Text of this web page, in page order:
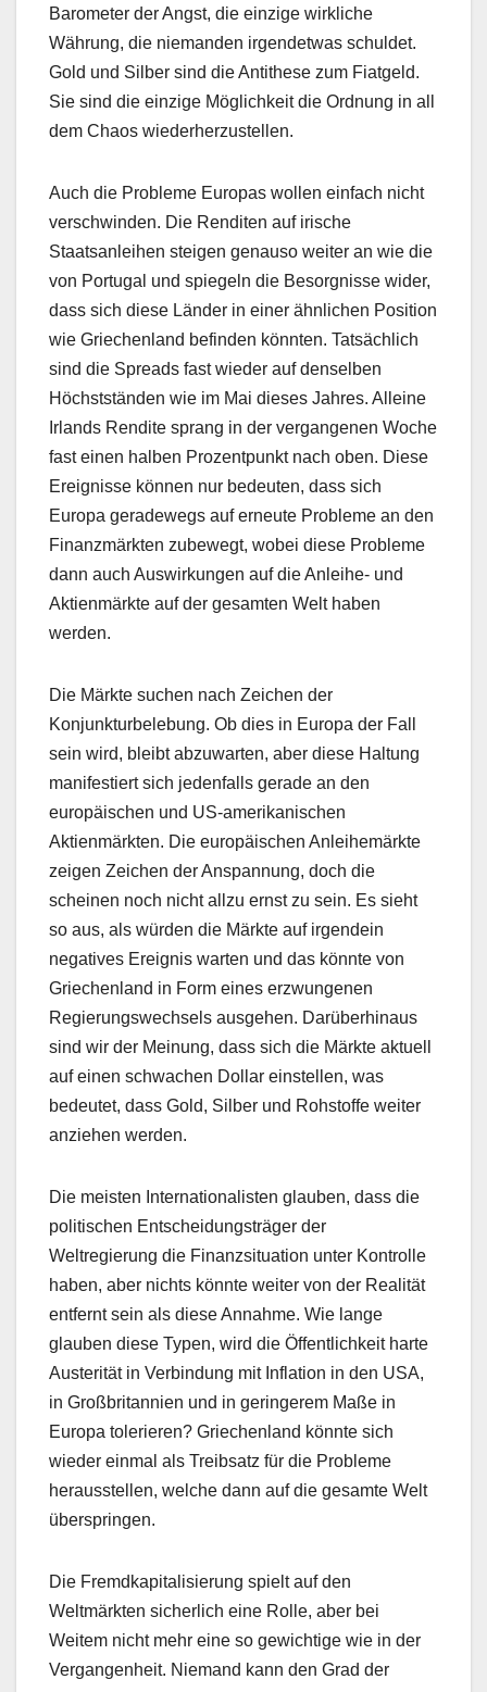
Barometer der Angst, die einzige wirkliche
Währung, die niemanden irgendetwas schuldet.
Gold und Silber sind die Antithese zum Fiatgeld.
Sie sind die einzige Möglichkeit die Ordnung in all
dem Chaos wiederherzustellen.
Auch die Probleme Europas wollen einfach nicht
verschwinden. Die Renditen auf irische
Staatsanleihen steigen genauso weiter an wie die
von Portugal und spiegeln die Besorgnisse wider,
dass sich diese Länder in einer ähnlichen Position
wie Griechenland befinden könnten. Tatsächlich
sind die Spreads fast wieder auf denselben
Höchstständen wie im Mai dieses Jahres. Alleine
Irlands Rendite sprang in der vergangenen Woche
fast einen halben Prozentpunkt nach oben. Diese
Ereignisse können nur bedeuten, dass sich
Europa geradewegs auf erneute Probleme an den
Finanzmärkten zubewegt, wobei diese Probleme
dann auch Auswirkungen auf die Anleihe- und
Aktienmärkte auf der gesamten Welt haben
werden.
Die Märkte suchen nach Zeichen der
Konjunkturbelebung. Ob dies in Europa der Fall
sein wird, bleibt abzuwarten, aber diese Haltung
manifestiert sich jedenfalls gerade an den
europäischen und US-amerikanischen
Aktienmärkten. Die europäischen Anleihemärkte
zeigen Zeichen der Anspannung, doch die
scheinen noch nicht allzu ernst zu sein. Es sieht
so aus, als würden die Märkte auf irgendein
negatives Ereignis warten und das könnte von
Griechenland in Form eines erzwungenen
Regierungswechsels ausgehen. Darüberhinaus
sind wir der Meinung, dass sich die Märkte aktuell
auf einen schwachen Dollar einstellen, was
bedeutet, dass Gold, Silber und Rohstoffe weiter
anziehen werden.
Die meisten Internationalisten glauben, dass die
politischen Entscheidungsträger der
Weltregierung die Finanzsituation unter Kontrolle
haben, aber nichts könnte weiter von der Realität
entfernt sein als diese Annahme. Wie lange
glauben diese Typen, wird die Öffentlichkeit harte
Austerität in Verbindung mit Inflation in den USA,
in Großbritannien und in geringerem Maße in
Europa tolerieren? Griechenland könnte sich
wieder einmal als Treibsatz für die Probleme
herausstellen, welche dann auf die gesamte Welt
überspringen.
Die Fremdkapitalisierung spielt auf den
Weltmärkten sicherlich eine Rolle, aber bei
Weitem nicht mehr eine so gewichtige wie in der
Vergangenheit. Niemand kann den Grad der